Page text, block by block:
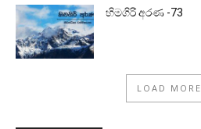
හිමගිරි අරණ -73
LOAD MORE